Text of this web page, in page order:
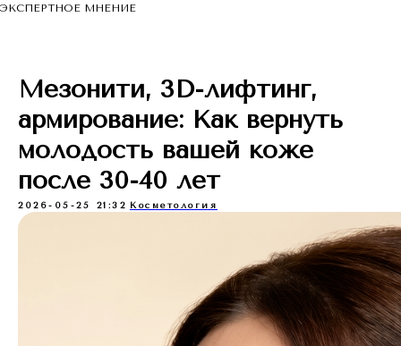
ЭКСПЕРТНОЕ МНЕНИЕ
Мезонити, 3D-лифтинг,
армирование: Как вернуть
молодость вашей коже
после 30-40 лет
2026-05-25 21:32 Косметология